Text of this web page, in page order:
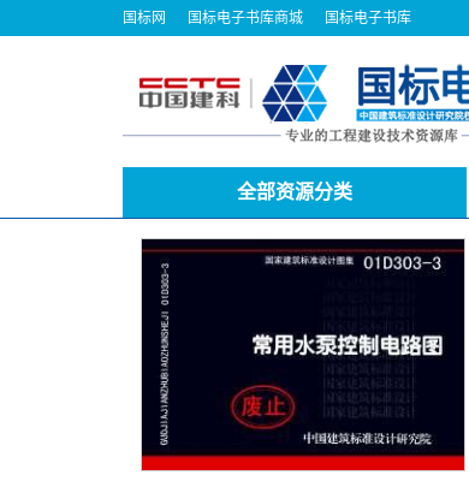
国标网 国标电子书库商城 国标电子书库
全部资源分类